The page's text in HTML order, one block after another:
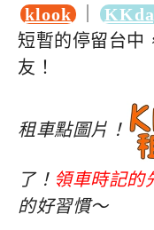
klook
短暫的停留台中
友！
租車點圖片！
了！ 領車時記的
的好習慣～